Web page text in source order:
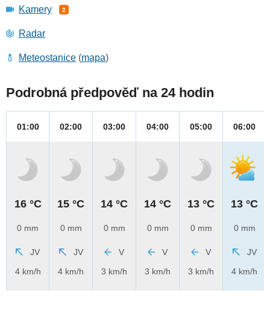
Kamery 2
Radar
Meteostanice (mapa)
Podrobná předpověď na 24 hodin
01:00
16 °C
0 mm
JV
4 km/h
02:00
15 °C
0 mm
JV
4 km/h
03:00
14 °C
0 mm
V
3 km/h
04:00
14 °C
0 mm
V
3 km/h
05:00
13 °C
0 mm
V
3 km/h
06:00
13 °C
0 mm
JV
4 km/h